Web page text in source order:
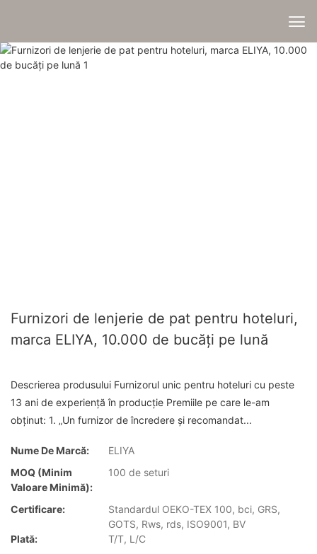
Furnizori de lenjerie de pat pentru hoteluri,
marca ELIYA, 10.000 de bucăți pe lună
Descrierea produsului Furnizorul unic pentru hoteluri cu peste
13 ani de experiență în producție Premiile pe care le-am
obținut: 1. „Un furnizor de încredere și recomandat...
Nume De Marcă:
ELIYA
MOQ (minim
Valoare Minimă):
100 de seturi
Certificare:
Standardul OEKO-TEX 100, bci, GRS,
GOTS, Rws, rds, ISO9001, BV
Plată:
T/T, L/C